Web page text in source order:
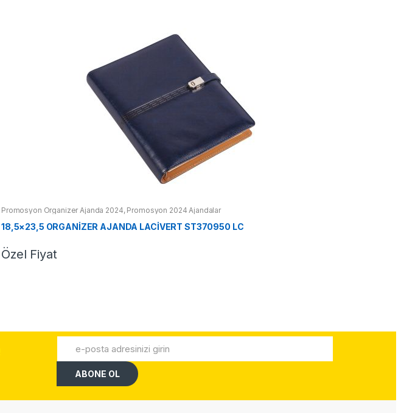
Promosyon Organizer Ajanda 2024, Promosyon 2024 Ajandalar
18,5×23,5 ORGANİZER AJANDA LACİVERT ST370950 LC
Özel Fiyat